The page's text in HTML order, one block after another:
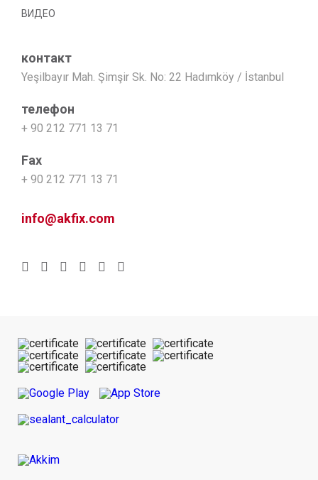
ВИДЕО
контакт
Yeşilbayır Mah. Şimşir Sk. No: 22 Hadımköy / İstanbul
телефон
+ 90 212 771 13 71
Fax
+ 90 212 771 13 71
info@akfix.com